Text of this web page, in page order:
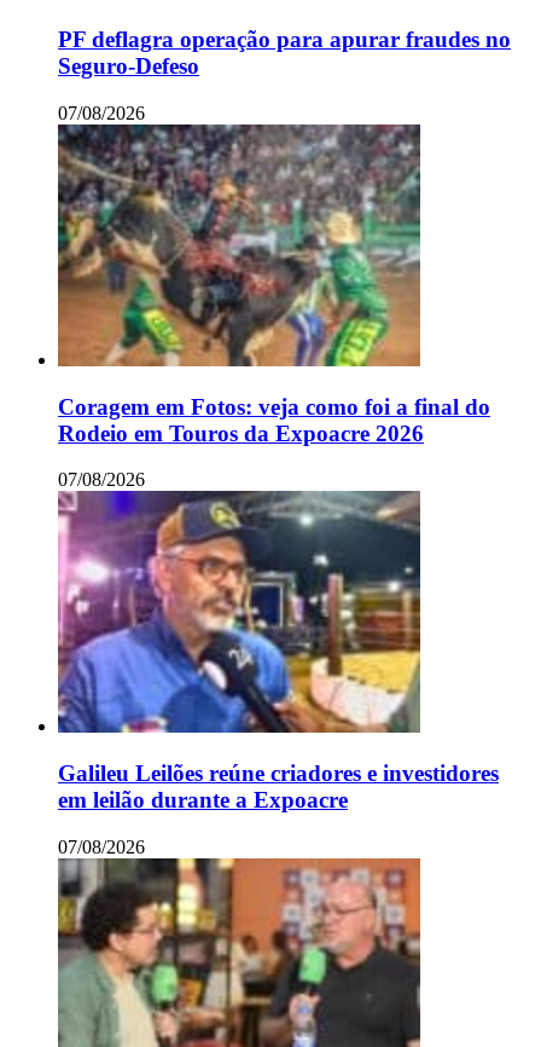
PF deflagra operação para apurar fraudes no
Seguro-Defeso
07/08/2026
Coragem em Fotos: veja como foi a final do
Rodeio em Touros da Expoacre 2026
07/08/2026
Galileu Leilões reúne criadores e investidores
em leilão durante a Expoacre
07/08/2026